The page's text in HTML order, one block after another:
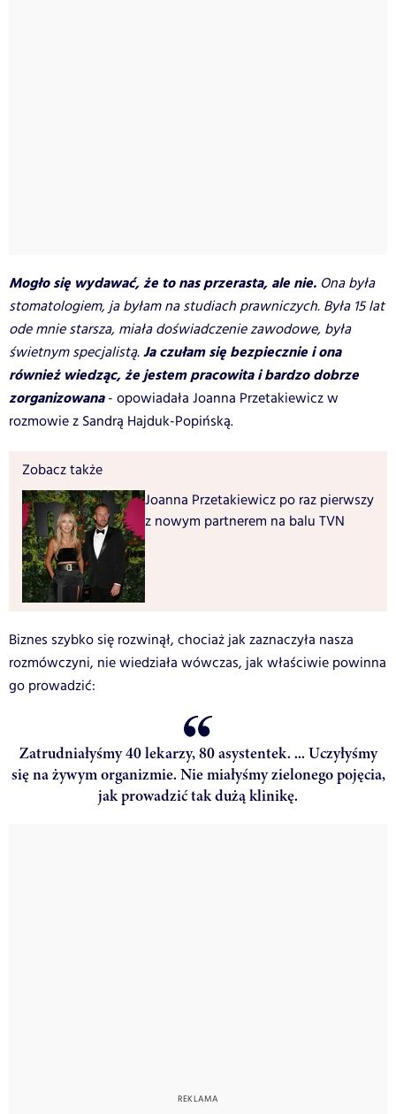
Mogło się wydawać, że to nas przerasta, ale nie. Ona była
stomatologiem, ja byłam na studiach prawniczych. Była 15 lat
ode mnie starsza, miała doświadczenie zawodowe, była
świetnym specjalistą.Ja czułam się bezpiecznie i ona
również wiedząc, że jestem pracowita i bardzo dobrze
zorganizowana- opowiadała Joanna Przetakiewicz w
rozmowie z Sandrą Hajduk-Popińską.
Zobacz także
Joanna Przetakiewicz po raz pierwszy
z nowym partnerem na balu TVN
Biznes szybko się rozwinął, chociaż jak zaznaczyła nasza
rozmówczyni, nie wiedziała wówczas, jak właściwie powinna
go prowadzić:
Zatrudniałyśmy 40 lekarzy, 80 asystentek. ... Uczyłyśmy
się na żywym organizmie. Nie miałyśmy zielonego pojęcia,
jak prowadzić tak dużą klinikę.